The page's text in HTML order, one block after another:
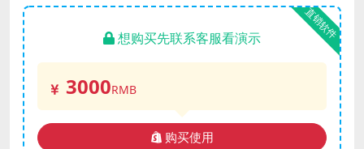
直销软件
想购买先联系客服看演示
3000RMB
购买使用